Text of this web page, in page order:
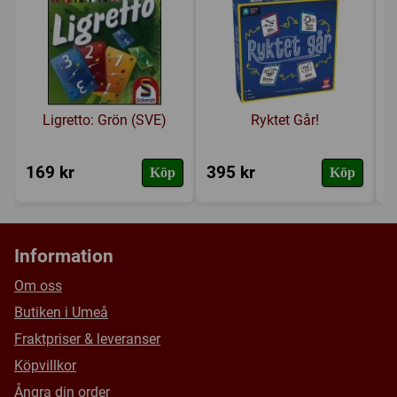
Försälj. rank:3256/18139
Ligretto: Grön (SVE)
169 kr Köp
Ryktet Går!
395 kr Köp
Information
Om oss
Butiken i Umeå
Fraktpriser & leveranser
Köpvillkor
Ångra din order